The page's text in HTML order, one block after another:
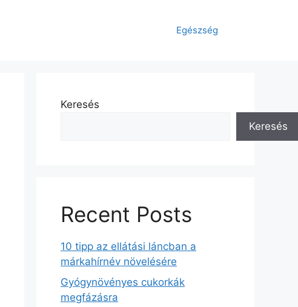
Egészség
Keresés
Keresés
Recent Posts
10 tipp az ellátási láncban a
márkahírnév növelésére
Gyógynövényes cukorkák
megfázásra